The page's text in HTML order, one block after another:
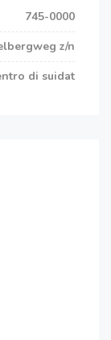
745-0000
z/n
di suidat